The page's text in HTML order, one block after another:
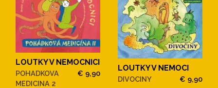
LOUTKY V NEMOCNICI
POHADKOVA
MEDICINA 2
€ 9,90
LOUTKY V NEMOCI
DIVOCINY € 9,90